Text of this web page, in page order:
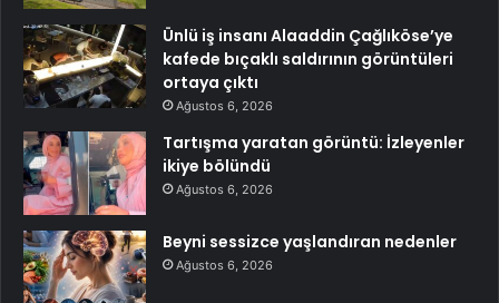
Ünlü iş insanı Alaaddin Çağlıköse’ye
kafede bıçaklı saldırının görüntüleri
ortaya çıktı
Ağustos 6, 2026
Tartışma yaratan görüntü: İzleyenler
ikiye bölündü
Ağustos 6, 2026
Beyni sessizce yaşlandıran nedenler
Ağustos 6, 2026